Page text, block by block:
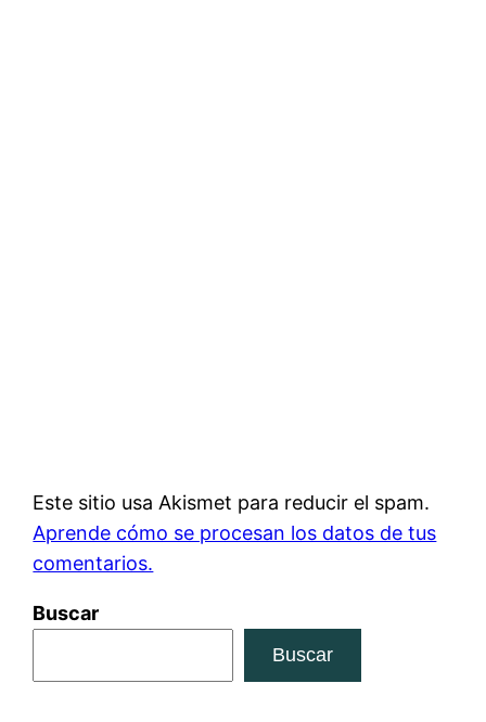
Este sitio usa Akismet para reducir el spam.
Aprende cómo se procesan los datos de tus
comentarios.
Buscar
Buscar